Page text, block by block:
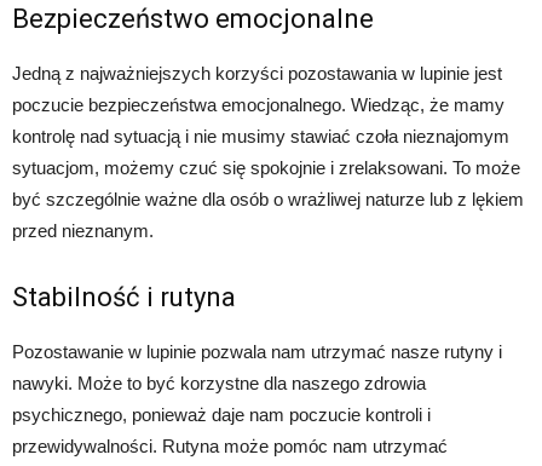
Bezpieczeństwo emocjonalne
Jedną z najważniejszych korzyści pozostawania w lupinie jest
poczucie bezpieczeństwa emocjonalnego. Wiedząc, że mamy
kontrolę nad sytuacją i nie musimy stawiać czoła nieznajomym
sytuacjom, możemy czuć się spokojnie i zrelaksowani. To może
być szczególnie ważne dla osób o wrażliwej naturze lub z lękiem
przed nieznanym.
Stabilność i rutyna
Pozostawanie w lupinie pozwala nam utrzymać nasze rutyny i
nawyki. Może to być korzystne dla naszego zdrowia
psychicznego, ponieważ daje nam poczucie kontroli i
przewidywalności. Rutyna może pomóc nam utrzymać